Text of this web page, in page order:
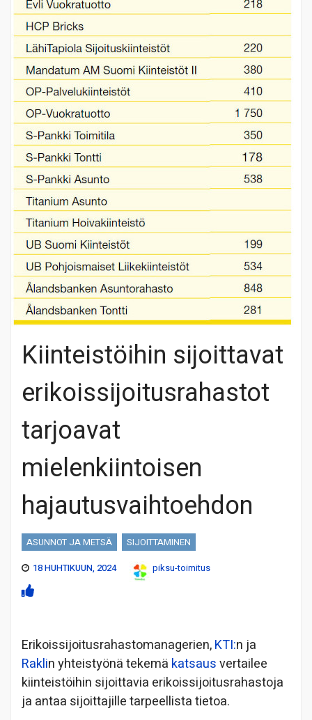
Kiinteistöihin sijoittavat
erikoissijoitusrahastot
tarjoavat
mielenkiintoisen
hajautusvaihtoehdon
ASUNNOT JA METSÄ
SIJOITTAMINEN
18 HUHTIKUUN, 2024
piksu-toimitus
Erikoissijoitusrahastomanagerien,KTI:n ja
Raklin yhteistyönä tekemä katsausvertailee
kiinteistöihin sijoittavia erikoissijoitusrahastoja
ja antaa sijoittajille tarpeellista tietoa.